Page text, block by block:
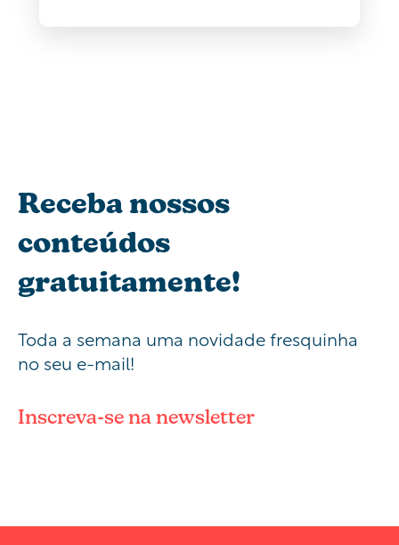
Receba nossos
conteúdos
gratuitamente!
Toda a semana uma novidade fresquinha
no seu e-mail!
Inscreva-se na newsletter